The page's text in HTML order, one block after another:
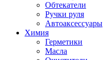
Обтекатели
Ручки руля
Автоаксессуары
Химия
Герметики
Масла